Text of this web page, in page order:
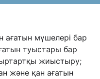
ағатын мүшелері бар
туыстары бар
жиыстыру;
жəне қан ағатын